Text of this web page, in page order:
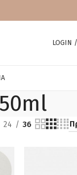
LOGIN
24 36